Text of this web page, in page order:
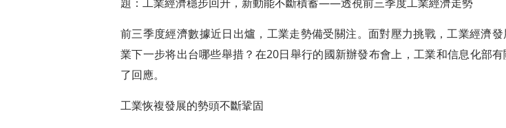
前三季度經濟數據近日出爐，工業走勢備受關注。面對壓力挑戰，工業經濟
業下一步将出台哪些舉措？在20日舉行的國新辦發布會上，工業和信息化部
了回應。
工業恢複發展的勢頭不斷鞏固